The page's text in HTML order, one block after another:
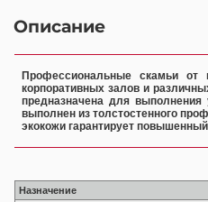
Описание
Профессиональные скамьи от
корпоративных залов и
предназначена для
выполнен из толстостенного
экокожи гарантирует
Назначение